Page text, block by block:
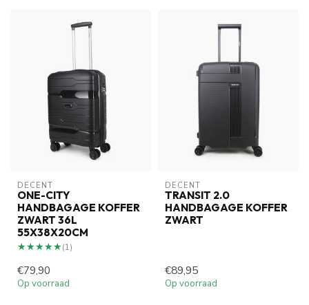
DECENT
ONE-CITY
HANDBAGAGE KOFFER
ZWART 36L
55X38X20CM
★★★★★
★★★★★(1)
€79,90
Op voorraad
DECENT
TRANSIT 2.0
HANDBAGAGE KOFFER
ZWART
€89,95
Op voorraad